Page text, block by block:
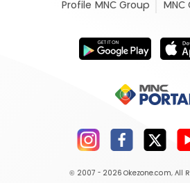
Profile MNC Group MNC
© 2007 - 2026 Okezone.com, All